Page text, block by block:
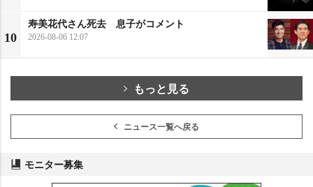
10
寿美花代さん死去 息子がコメント
2026-08-06 12:07
もっと見る
ニュース一覧へ戻る
モニター募集